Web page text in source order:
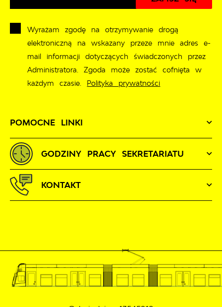
POMOCNE LINKI
Wyrażam zgodę na otrzymywanie drogą
elektroniczną na wskazany przeze mnie adres e-
mail informacji dotyczących świadczonych przez
Administratora. Zgoda może zostać cofnięta w
każdym czasie. Polityka prywatności
GODZINY PRACY SEKRETARIATU
KONTAKT